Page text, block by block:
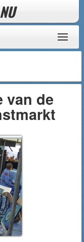
NU
van de